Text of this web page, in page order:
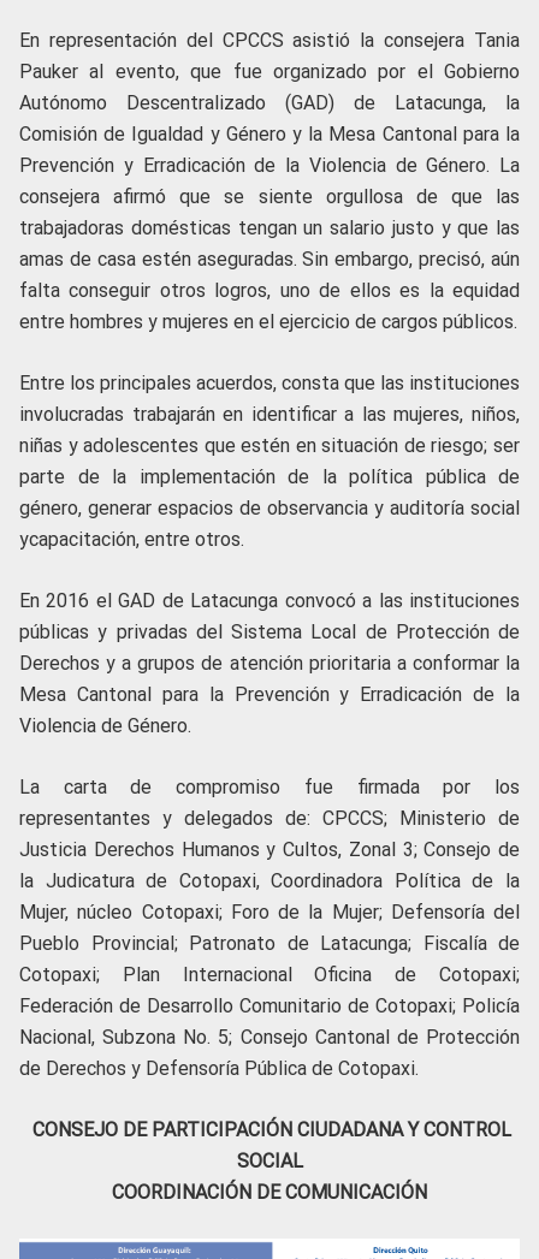
En representación del CPCCS asistió la consejera Tania
Pauker al evento, que fue organizado por el Gobierno
Autónomo Descentralizado (GAD) de Latacunga, la
Comisión de Igualdad y Género y la Mesa Cantonal para la
Prevención y Erradicación de la Violencia de Género. La
consejera afirmó que se siente orgullosa de que las
trabajadoras domésticas tengan un salario justo y que las
amas de casa estén aseguradas. Sin embargo, precisó, aún
falta conseguir otros logros, uno de ellos es la equidad
entre hombres y mujeres en el ejercicio de cargos públicos.
Entre los principales acuerdos, consta que las instituciones
involucradas trabajarán en identificar a las mujeres, niños,
niñas y adolescentes que estén en situación de riesgo; ser
parte de la implementación de la política pública de
género, generar espacios de observancia y auditoría social
ycapacitación, entre otros.
En 2016 el GAD de Latacunga convocó a las instituciones
públicas y privadas del Sistema Local de Protección de
Derechos y a grupos de atención prioritaria a conformar la
Mesa Cantonal para la Prevención y Erradicación de la
Violencia de Género.
La carta de compromiso fue firmada por los
representantes y delegados de: CPCCS; Ministerio de
Justicia Derechos Humanos y Cultos, Zonal 3; Consejo de
la Judicatura de Cotopaxi, Coordinadora Política de la
Mujer, núcleo Cotopaxi; Foro de la Mujer; Defensoría del
Pueblo Provincial; Patronato de Latacunga; Fiscalía de
Cotopaxi; Plan Internacional Oficina de Cotopaxi;
Federación de Desarrollo Comunitario de Cotopaxi; Policía
Nacional, Subzona No. 5; Consejo Cantonal de Protección
de Derechos y Defensoría Pública de Cotopaxi.
CONSEJO DE PARTICIPACIÓN CIUDADANA Y CONTROL
SOCIAL
COORDINACIÓN DE COMUNICACIÓN